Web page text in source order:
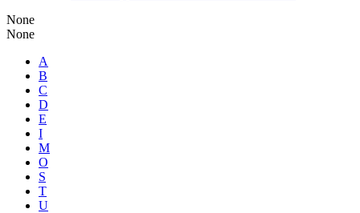
None
None
A
B
C
D
E
I
M
O
S
T
U